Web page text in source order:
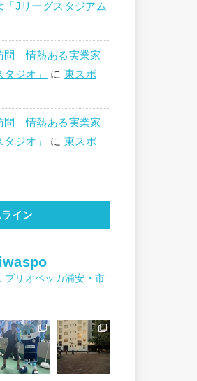
「Jリーグスタジアム
問 情熱ある実業家
ジオ」
に 東スポ
問 情熱ある実業家
ジオ」
に 東スポ
イン
ブリオベッカ浦安・市